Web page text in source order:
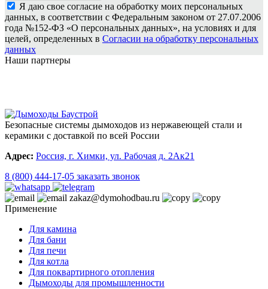
Я даю свое согласие на обработку моих персональных
данных, в соответствии с Федеральным законом от 27.07.2006
года №152-ФЗ «О персональных данных», на условиях и для
целей, определенных в Согласии на обработку персональных
данных
Наши партнеры
Безопасные системы дымоходов из нержавеющей стали и
керамики с доставкой по всей России
Адрес: Россия, г. Химки, ул. Рабочая д. 2Ак21
8 (800) 444-17-05 заказать звонок
zakaz@dymohodbau.ru
Применение
Для камина
Для бани
Для печи
Для котла
Для поквартирного отопления
Дымоходы для промышленности